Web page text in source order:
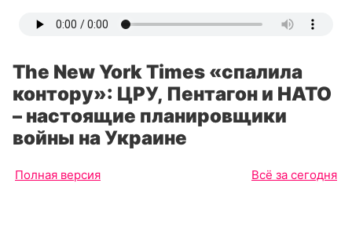
The New York Times «спалила
контору»: ЦРУ, Пентагон и НАТО
– настоящие планировщики
войны на Украине
Полная версия Всё за сегодня